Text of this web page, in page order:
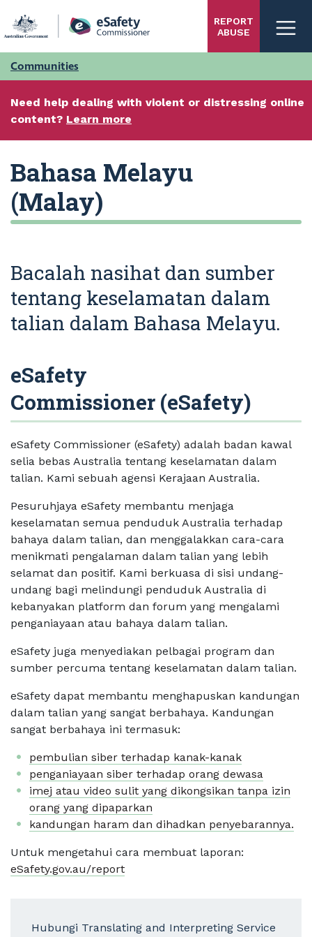
main
REPORT
ABUSE
Communities
Need help dealing with violent or distressing online
content? Learn more
Bahasa Melayu
(Malay)
Bacalah nasihat dan sumber
tentang keselamatan dalam
talian dalam Bahasa Melayu.
eSafety
Commissioner (eSafety)
eSafety Commissioner (eSafety) adalah badan kawal
selia bebas Australia tentang keselamatan dalam
talian. Kami sebuah agensi Kerajaan Australia.
Pesuruhjaya eSafety membantu menjaga
keselamatan semua penduduk Australia terhadap
bahaya dalam talian, dan menggalakkan cara-cara
menikmati pengalaman dalam talian yang lebih
selamat dan positif. Kami berkuasa di sisi undang-
undang bagi melindungi penduduk Australia di
kebanyakan platform dan forum yang mengalami
penganiayaan atau bahaya dalam talian.
eSafety juga menyediakan pelbagai program dan
sumber percuma tentang keselamatan dalam talian.
eSafety dapat membantu menghapuskan kandungan
dalam talian yang sangat berbahaya. Kandungan
sangat berbahaya ini termasuk:
pembulian siber terhadap kanak-kanak
penganiayaan siber terhadap orang dewasa
imej atau video sulit yang dikongsikan tanpa izin
orang yang dipaparkan
kandungan haram dan dihadkan penyebarannya.
Untuk mengetahui cara membuat laporan:
eSafety.gov.au/report
Hubungi Translating and Interpreting Service